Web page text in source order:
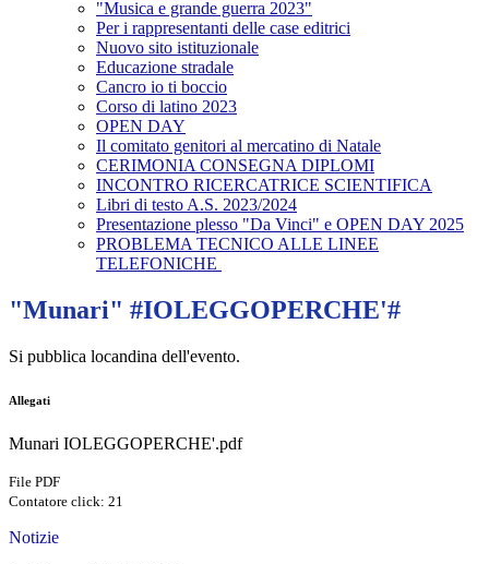
"Musica e grande guerra 2023"
Per i rappresentanti delle case editrici
Nuovo sito istituzionale
Educazione stradale
Cancro io ti boccio
Corso di latino 2023
OPEN DAY
Il comitato genitori al mercatino di Natale
CERIMONIA CONSEGNA DIPLOMI
INCONTRO RICERCATRICE SCIENTIFICA
Libri di testo A.S. 2023/2024
Presentazione plesso "Da Vinci" e OPEN DAY 2025
PROBLEMA TECNICO ALLE LINEE
TELEFONICHE
"Munari" #IOLEGGOPERCHE'#
Si pubblica locandina dell'evento.
Allegati
Munari IOLEGGOPERCHE'.pdf
File PDF
Contatore click: 21
Notizie